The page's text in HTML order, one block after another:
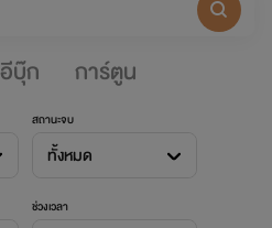
อีบุ๊ก การ์ตูน
สถานะจบ
ทั้งหมด
ช่วงเวลา